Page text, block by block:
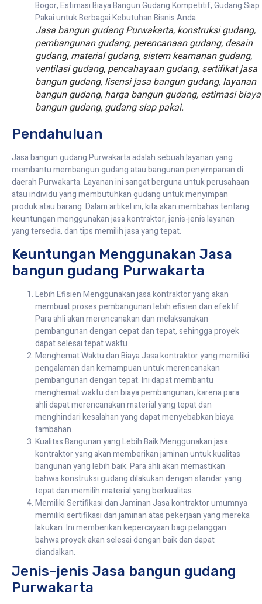
Jasa bangun gudang Purwakarta, konstruksi gudang,
pembangunan gudang, perencanaan gudang, desain
gudang, material gudang, sistem keamanan gudang,
ventilasi gudang, pencahayaan gudang, sertifikat jasa
bangun gudang, lisensi jasa bangun gudang, layanan
bangun gudang, harga bangun gudang, estimasi biaya
bangun gudang, gudang siap pakai.
Pendahuluan
Jasa bangun gudang Purwakarta adalah sebuah layanan yang
membantu membangun gudang atau bangunan penyimpanan di
daerah Purwakarta. Layanan ini sangat berguna untuk perusahaan
atau individu yang membutuhkan gudang untuk menyimpan
produk atau barang. Dalam artikel ini, kita akan membahas tentang
keuntungan menggunakan jasa kontraktor, jenis-jenis layanan
yang tersedia, dan tips memilih jasa yang tepat.
Keuntungan Menggunakan Jasa
bangun gudang Purwakarta
Lebih Efisien Menggunakan jasa kontraktor yang akan
membuat proses pembangunan lebih efisien dan efektif.
Para ahli akan merencanakan dan melaksanakan
pembangunan dengan cepat dan tepat, sehingga proyek
dapat selesai tepat waktu.
Menghemat Waktu dan Biaya Jasa kontraktor yang memiliki
pengalaman dan kemampuan untuk merencanakan
pembangunan dengan tepat. Ini dapat membantu
menghemat waktu dan biaya pembangunan, karena para
ahli dapat merencanakan material yang tepat dan
menghindari kesalahan yang dapat menyebabkan biaya
tambahan.
Kualitas Bangunan yang Lebih Baik Menggunakan jasa
kontraktor yang akan memberikan jaminan untuk kualitas
bangunan yang lebih baik. Para ahli akan memastikan
bahwa konstruksi gudang dilakukan dengan standar yang
tepat dan memilih material yang berkualitas.
Memiliki Sertifikasi dan Jaminan Jasa kontraktor umumnya
memiliki sertifikasi dan jaminan atas pekerjaan yang mereka
lakukan. Ini memberikan kepercayaan bagi pelanggan
bahwa proyek akan selesai dengan baik dan dapat
diandalkan.
Jenis-jenis Jasa bangun gudang
Purwakarta